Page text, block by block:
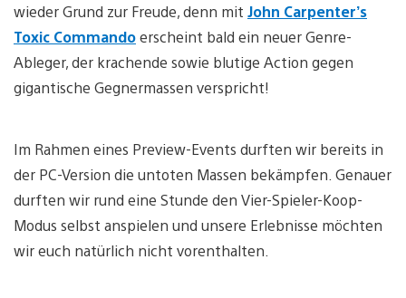
wieder Grund zur Freude, denn mit John Carpenter’s
Toxic Commandoerscheint bald ein neuer Genre-
Ableger, der krachende sowie blutige Action gegen
gigantische Gegnermassen verspricht!
Im Rahmen eines Preview-Events durften wir bereits in
der PC-Version die untoten Massen bekämpfen. Genauer
durften wir rund eine Stunde den Vier-Spieler-Koop-
Modus selbst anspielen und unsere Erlebnisse möchten
wir euch natürlich nicht vorenthalten.